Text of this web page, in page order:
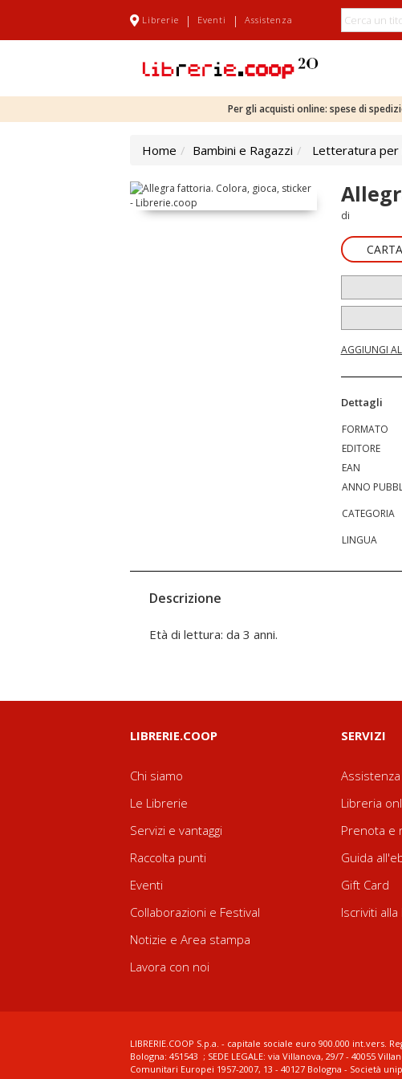
Librerie | Eventi | Assistenza
Per gli acquisti online: spese di
Home Bambini e Ragazzi Letteratura per
di
AGGIUNGI
Dettagli
FORMATO
EDITORE
EAN
ANNO
CATEGORIA
LINGUA
Descrizione
Età di lettura: da 3 anni.
LIBRERIE.COOP
Chi siamo
Le Librerie
Servizi e vantaggi
Raccolta punti
Eventi
Collaborazioni e Festival
Notizie e Area stampa
Lavora con noi
SERVIZI
Libreria
Prenota e
Guida
Gift Card
Iscriviti
LIBRERIE.COOP S.p.a. - capitale sociale euro 900.000 int.vers.
Bologna: 451543 ; SEDE LEGALE: via Villanova, 29/7 - 40055
Comunitari Europei 1957-2007, 13 - 40127 Bologna - Società